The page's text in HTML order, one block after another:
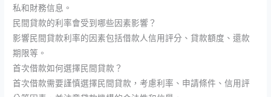
私和財務信息。
民間貸款的利率會受到哪些因素影響？
影響民間貸款利率的因素包括借款人信用評分、貸款額度、還款
期限等。
首次借款如何選擇民間貸款？
首次借款需要謹慎選擇民間貸款，考慮利率、申請條件、信用評